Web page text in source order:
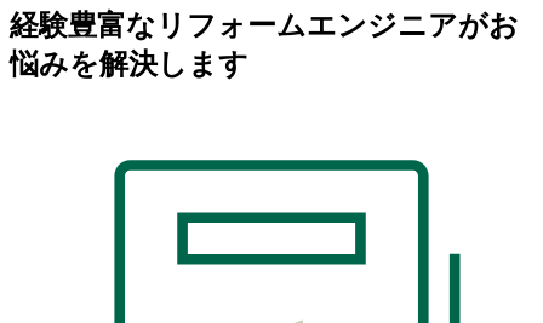
経験豊富なリフォームエンジニアがお
悩みを解決します